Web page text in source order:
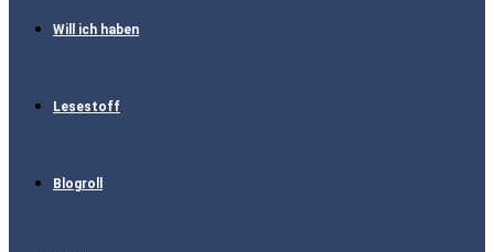
Will ich haben
Lesestoff
Blogroll